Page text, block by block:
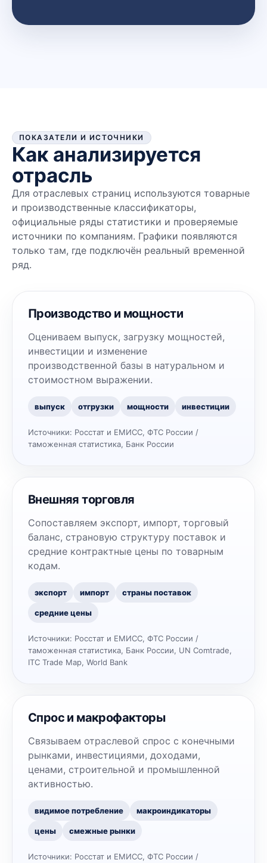
ПОКАЗАТЕЛИ И ИСТОЧНИКИ
Как анализируется
отрасль
Для отраслевых страниц используются товарные
и производственные классификаторы,
официальные ряды статистики и проверяемые
источники по компаниям. Графики появляются
только там, где подключён реальный временной
ряд.
Производство и мощности
Оцениваем выпуск, загрузку мощностей,
инвестиции и изменение
производственной базы в натуральном и
стоимостном выражении.
выпуск отгрузки мощности инвестиции
Источники: Росстат и ЕМИСС, ФТС России /
таможенная статистика, Банк России
Внешняя торговля
Сопоставляем экспорт, импорт, торговый
баланс, страновую структуру поставок и
средние контрактные цены по товарным
кодам.
экспорт импорт страны поставок
средние цены
Источники: Росстат и ЕМИСС, ФТС России /
таможенная статистика, Банк России, UN Comtrade,
ITC Trade Map, World Bank
Спрос и макрофакторы
Связываем отраслевой спрос с конечными
рынками, инвестициями, доходами,
ценами, строительной и промышленной
активностью.
видимое потребление макроиндикаторы
цены смежные рынки
Источники: Росстат и ЕМИСС, ФТС России /